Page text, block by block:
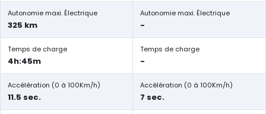
Autonomie maxi. Électrique
325 km
Autonomie maxi. Électrique
-
Temps de charge
4h:45m
Temps de charge
-
Accélération (0 à 100Km/h)
11.5 sec.
Accélération (0 à 100Km/h)
7 sec.